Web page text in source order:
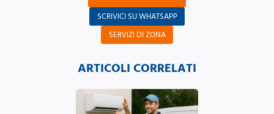
SCRIVICI SU WHATSAPP
SERVIZI DI ZONA
ARTICOLI CORRELATI